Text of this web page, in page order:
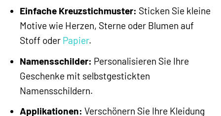
Einfache Kreuzstichmuster: Sticken Sie kleine
Motive wie Herzen, Sterne oder Blumen auf
Stoff oder Papier.
Namensschilder: Personalisieren Sie Ihre
Geschenke mit selbstgestickten
Namensschildern.
Applikationen: Verschönern Sie Ihre Kleidung